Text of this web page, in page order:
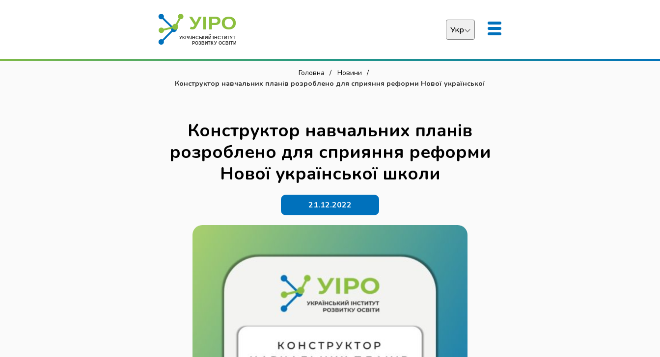
Укр
Головна
Новини
Конструктор навчальних планів розроблено для сприяння реформи Нової української
Конструктор навчальних планів
розроблено для сприяння реформи
Нової української школи
21.12.2022